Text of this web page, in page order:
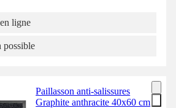
ligne
possible
Paillasson anti-salissures
Graphite anthracite 40x60 cm